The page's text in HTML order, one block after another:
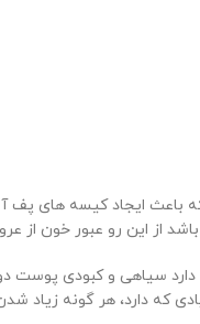
ایجاد کیسه های پف
باشد از این رو عبور
سیاهی و کبودی
که دارد، هر گونه زیاد